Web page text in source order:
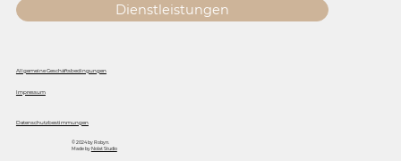
Allgemeine Geschäftsbedingungen
Impressum
Datenschutzbestimmungen
Dienstleistungen
© 2024 by Robyn.
Made byNolat Studio